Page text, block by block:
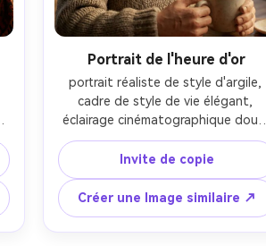
Portrait de l'heure d'or
portrait réaliste de style d'argile,
cadre de style de vie élégant,
éclairage cinématographique doux,
objectif 85 mm, profondeur de
champ peu profonde, composition
éditoriale, texture naturelle de la
peau-AR 4:5
Invite de copie
Créer une Image similaire ↗